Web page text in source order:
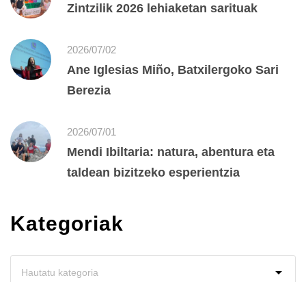
Zintzilik 2026 lehiaketan sarituak
2026/07/02
Ane Iglesias Miño, Batxilergoko Sari
Berezia
2026/07/01
Mendi Ibiltaria: natura, abentura eta
taldean bizitzeko esperientzia
Kategoriak